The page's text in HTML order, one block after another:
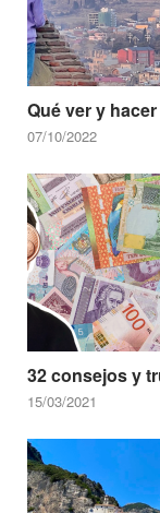
Qué ver y
07/10/2022
32 consejos y
15/03/2021